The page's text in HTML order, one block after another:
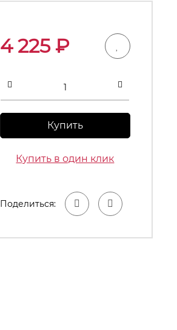
4 225₽
Купить
Купить в один клик
Поделиться: